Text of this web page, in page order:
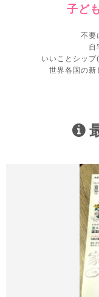
子ど
不要
自
いいことシッ
世界各国の新